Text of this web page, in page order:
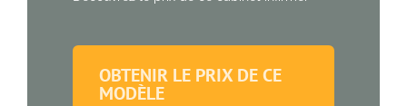
OBTENIR LE PRIX DE CE
MODÈLE